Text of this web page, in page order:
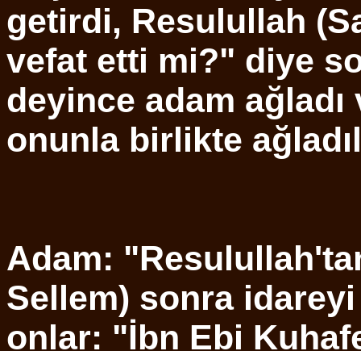
getirdi, Resulullah
vefat etti mi?" diye
deyince adam
onunla birlikte
Adam:
Sellem) sonra
onlar: "İbn Ebi